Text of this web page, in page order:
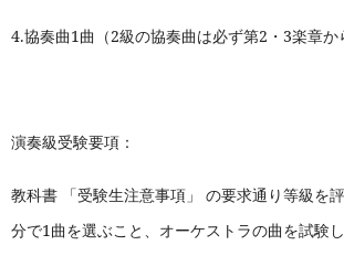
4.協奏曲1曲（2級の協奏曲は必ず第2・3楽章か
演奏級受験要項：
教科書 「受験生注意事項」 の要求通り等級を
分で1曲を選ぶこと、オーケストラの曲を試験し